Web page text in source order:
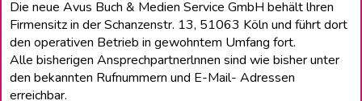
Die neue Avus Buch & Medien Service GmbH behält lhren
Firmensitz in der Schanzenstr. 13, 51063 Köln und führt dort
den operativen Betrieb in gewohntem Umfang fort.
Alle bisherigen Ansprechpartnerlnnen sind wie bisher unter
den bekannten Rufnummern und E-Mail- Adressen
erreichbar.